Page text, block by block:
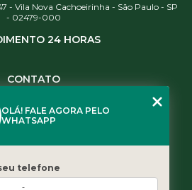
- Vila Nova Cachoeirinha - São Paulo - SP
- 02479-000
24 HORAS
CONTATO
(11) 3461-5871
OLÁ! FALE AGORA PELO
WHATSAPP
telefone